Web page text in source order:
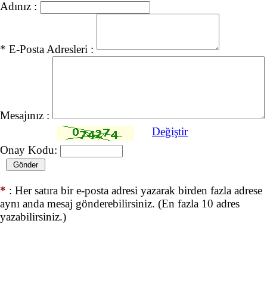
Adınız :
* E-Posta Adresleri :
Mesajınız :
Değiştir
Onay Kodu:
* : Her satıra bir e-posta adresi yazarak birden fazla adrese
aynı anda mesaj gönderebilirsiniz. (En fazla 10 adres
yazabilirsiniz.)